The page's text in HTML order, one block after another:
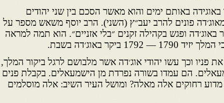
באוגידה באותם ימים והוא מאשר הסכם בין שני יהודים
פונים להרב יעב״ץ (השני). הרב יוסף משאש מספר על
באוג׳דה ופגש בקהילה זקנים ״בלי אזניים״. הוא תמה למראה
ביקר באוג׳דה בשבת.
פניו וכך עשו יהודי אוג׳דה אשר מלבושם לרגל ביקור המלך,
הם עמדו בשורה נפרדת מן הישמעאלים. בקבלת פנים
רחוקים אלה מאלה? ומושל העיר השיב: אלה מוסלמים